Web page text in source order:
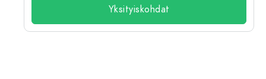
Yksityiskohdat